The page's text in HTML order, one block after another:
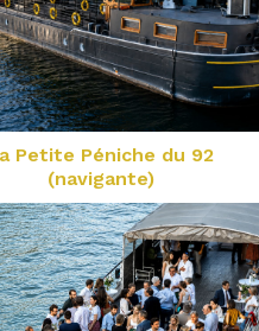
Petite Péniche du 92
(navigante)